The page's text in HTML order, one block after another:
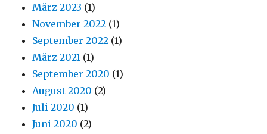
März 2023 (1)
November 2022 (1)
September 2022 (1)
März 2021 (1)
September 2020 (1)
August 2020 (2)
Juli 2020 (1)
Juni 2020 (2)